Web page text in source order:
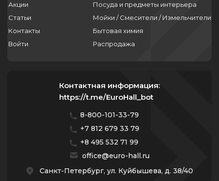
Акции
Статьи
Контакты
Войти
Посуда и предметы интерьера
Мойки / Смесители / Измельчители
Бытовая химия
Распродажа
Контактная информация:
https://t.me/EuroHall_bot
8-800-101-33-79
+7 812 679 33 79
+8 495 532 71 99
office@euro-hall.ru
Санкт-Петербург, ул. Куйбышева, д. 38/40